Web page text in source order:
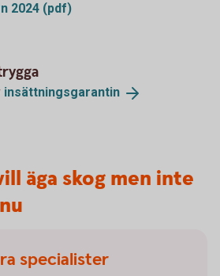
2024 (pdf)
insättningsgarantin
äga skog men inte
specialister